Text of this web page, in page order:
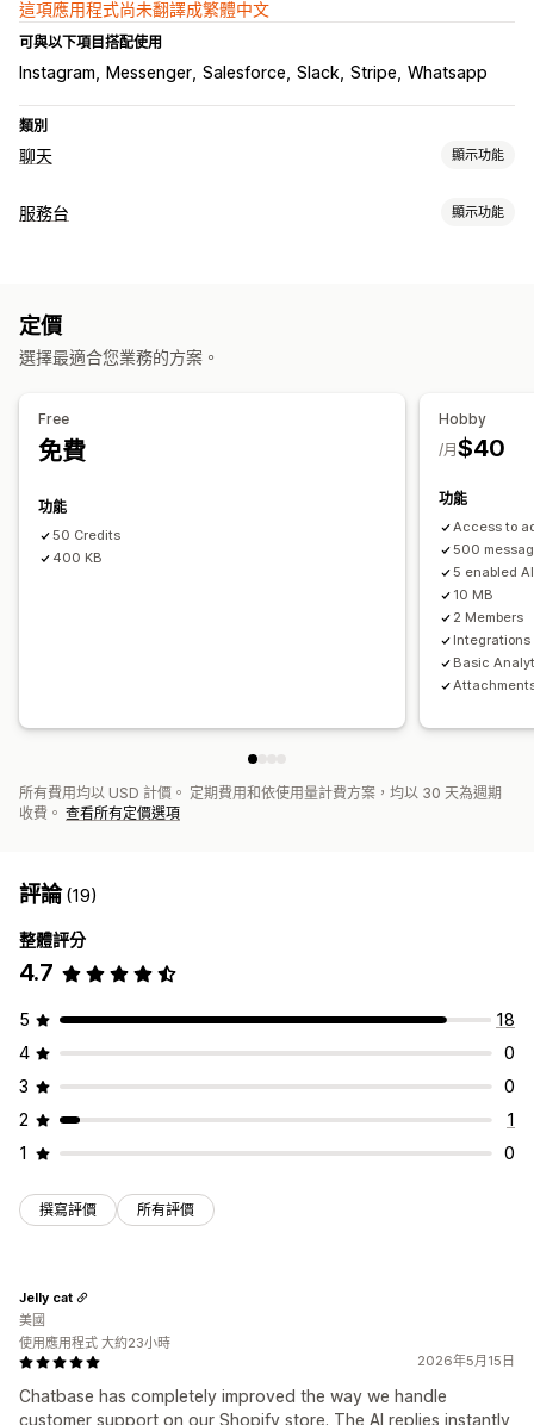
這項應用程式尚未翻譯成繁體中文
可與以下項目搭配使用
Instagram Messenger Salesforce Slack Stripe Whatsapp
類別
聊天 顯示功能
即時傳訊
自訂
表情符號和貼圖 聊天視窗
服務台 顯示功能
定價
選擇最適合您業務的方案。
Free
免費
功能
50 Credits
400 KB
Hobby
$40
/月
功能
Access to
500
5 enabled
10 MB
2 Members
Integrations
Basic
所有費用均以 USD 計價。 定期費用和依使用量計費方案，均以 30 天為週期
收費。 查看所有定價選項
評論(19)
整體評分
4.7
5
18
4
0
3
0
2
1
1
0
撰寫評價 所有評價
2026年5月15日
Chatbase has completely improved the way we handle
customer support on our Shopify store. The AI replies instantly
Jelly cat
美國
使用應用程式 大約23小時